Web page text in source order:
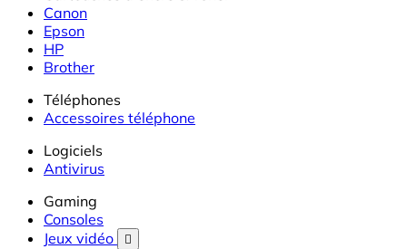
Canon
Epson
HP
Brother
Téléphones
Accessoires téléphone
Logiciels
Antivirus
Gaming
Consoles
Jeux vidéo
